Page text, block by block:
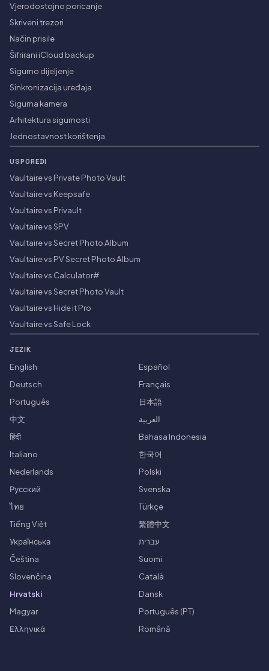
Vjerodostojno poricanje
Skriveni trezori
Način prisile
Šifrirani iCloud backup
Sigurno dijeljenje
Sinkronizacija uređaja
Sigurna kamera
Arhitektura sigurnosti
Jednostavnost korištenja
USPOREDI
Vaultaire vs Private Photo Vault
Vaultaire vs Keepsafe
Vaultaire vs Privault
Vaultaire vs SPV
Vaultaire vs Secret Photo Album
Vaultaire vs PV Secret Photo Album
Vaultaire vs Calculator#
Vaultaire vs Secret Photo Vault
Vaultaire vs Hide it Pro
Vaultaire vs Safe Lock
JEZIK
English
Español
Deutsch
Français
Português
日本語
中文
العربية
हिंदी
Bahasa Indonesia
Italiano
한국어
Nederlands
Polski
Русский
Svenska
ไทย
Türkçe
Tiếng Việt
繁體中文
Українська
עברית
Čeština
Suomi
Slovenčina
Català
Hrvatski
Dansk
Magyar
Português (PT)
Ελληνικά
Română